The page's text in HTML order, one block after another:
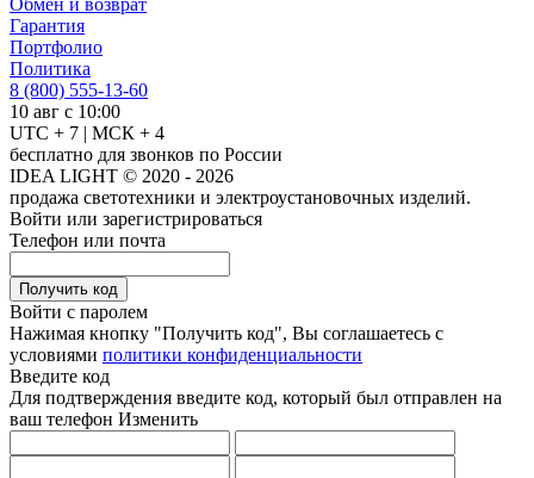
Гарантия
Портфолио
Политика
8 (800) 555-13-60
10 авг с 10:00
UTC + 7 | МСК + 4
бесплатно для звонков по России
IDEA LIGHT © 2020 - 2026
продажа светотехники и электроустановочных изделий.
Войти или зарегистрироваться
Телефон или почта
Получить код
Войти с паролем
Нажимая кнопку "Получить код", Вы соглашаетесь с
условиями политики конфиденциальности
Введите код
Для подтверждения введите код, который был отправлен на
ваш телефон Изменить